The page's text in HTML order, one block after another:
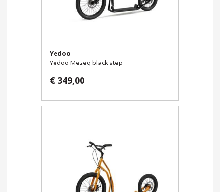
Yedoo
Yedoo Mezeq black step
€ 349,00